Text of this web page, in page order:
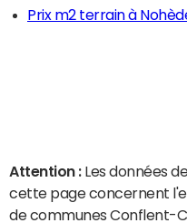
Prix m2 terrain à
Attention : Les données
cette page concernent
de communes Conflent-